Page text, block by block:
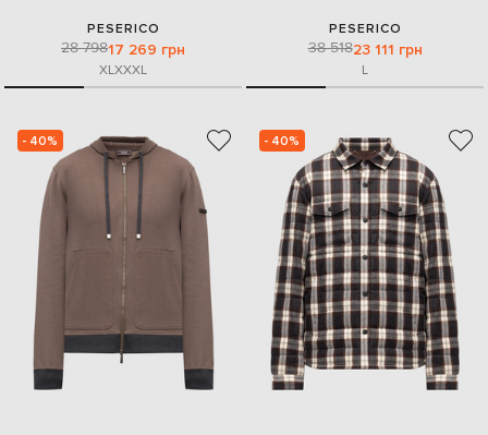
PESERICO
28 79817 269 грн
XLXXXL
PESERICO
38 51823 111 грн
L
- 40% - 40%